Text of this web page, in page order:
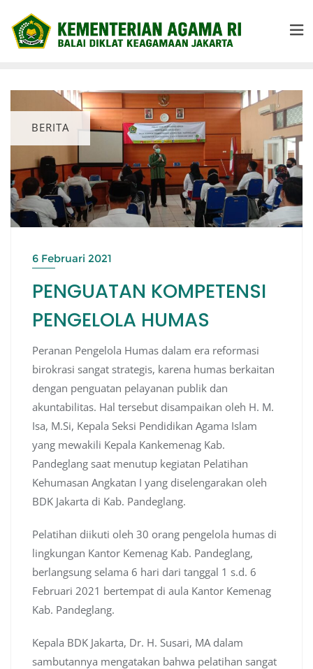
BERITA
6 Februari 2021
PENGUATAN KOMPETENSI
PENGELOLA HUMAS
Peranan Pengelola Humas dalam era reformasi
birokrasi sangat strategis, karena humas berkaitan
dengan penguatan pelayanan publik dan
akuntabilitas. Hal tersebut disampaikan oleh H. M.
Isa, M.Si, Kepala Seksi Pendidikan Agama Islam
yang mewakili Kepala Kankemenag Kab.
Pandeglang saat menutup kegiatan Pelatihan
Kehumasan Angkatan I yang diselengarakan oleh
BDK Jakarta di Kab. Pandeglang.
Pelatihan diikuti oleh 30 orang pengelola humas di
lingkungan Kantor Kemenag Kab. Pandeglang,
berlangsung selama 6 hari dari tanggal 1 s.d. 6
Februari 2021 bertempat di aula Kantor Kemenag
Kab. Pandeglang.
Kepala BDK Jakarta, Dr. H. Susari, MA dalam
sambutannya mengatakan bahwa pelatihan sangat